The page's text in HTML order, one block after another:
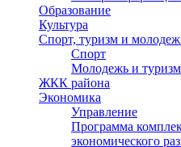
Образование
Культура
Спорт, туризм и
Спорт
Молодежь и туризм
ЖКК района
Экономика
Управление
Программа
экономического